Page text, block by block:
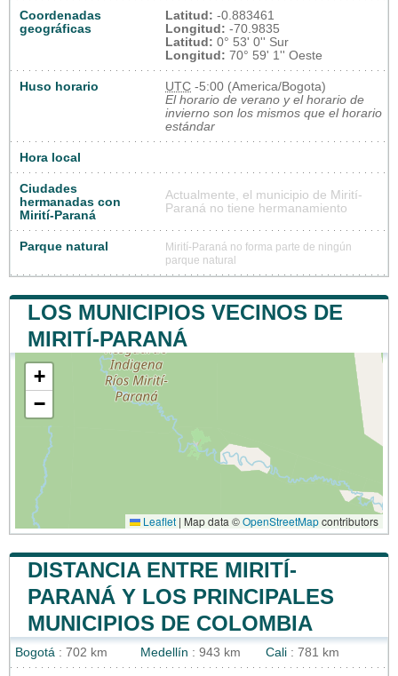
Coordenadas
geográficas
Latitud: -0.883461
Longitud: -70.9835
Latitud: 0° 53' 0'' Sur
Longitud: 70° 59' 1'' Oeste
Huso horario UTC -5:00 (America/Bogota)
El horario de verano y el horario de
invierno son los mismos que el horario
estándar
Hora local
Ciudades
hermanadas con
Mirití-Paraná
Actualmente, el municipio de Mirití-
Paraná no tiene hermanamiento
Parque natural
Mirití-Paraná no forma parte de ningún
parque natural
LOS MUNICIPIOS VECINOS DE
MIRITÍ-PARANÁ
+
−
Leaflet | Map data ©OpenStreetMapcontributors
DISTANCIA ENTRE MIRITÍ-
PARANÁ Y LOS PRINCIPALES
MUNICIPIOS DE COLOMBIA
Bogotá : 702 km Medellín : 943 km Cali : 781 km